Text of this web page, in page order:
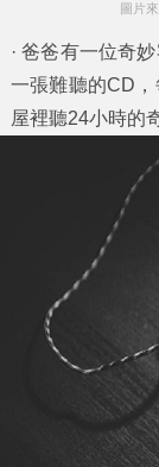
圖片
· 爸爸有一位奇
一張難聽的CD
屋裡聽24小時的